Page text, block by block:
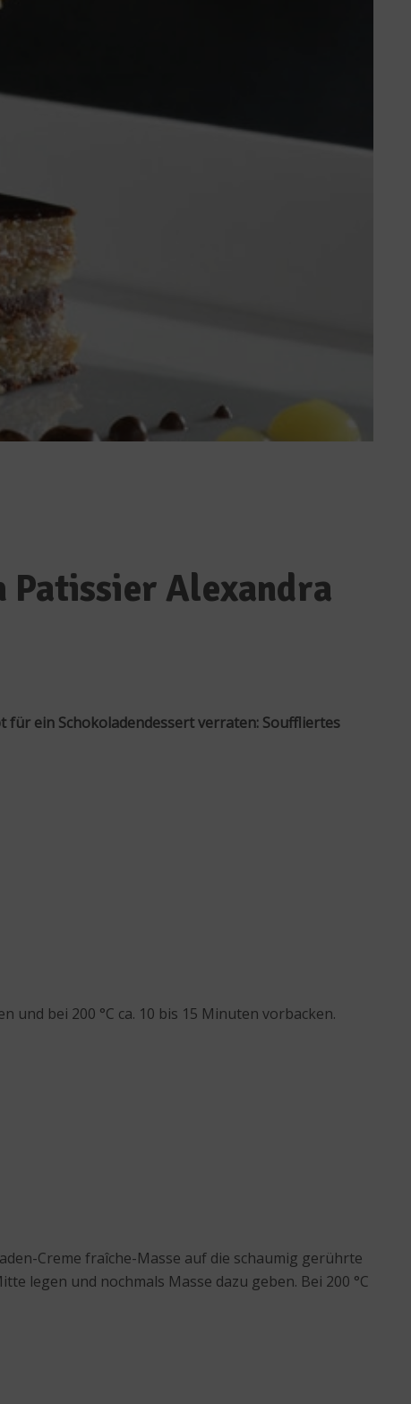
Patissier Alexandra
für ein Schokoladendessert verraten: Souffliertes
bei 200 °C ca. 10 bis 15 Minuten vorbacken.
Creme fraîche-Masse auf die schaumig gerührte
legen und nochmals Masse dazu geben. Bei 200 °C